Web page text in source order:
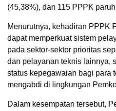
(45,38%), dan 115 PPPK
Menurutnya, kehadiran PPPK
dapat memperkuat sistem
pada sektor-sektor prioritas
dan pelayanan teknis lainnya,
status kepegawaian bagi para
mengabdi di lingkungan
Dalam kesempatan tersebut,